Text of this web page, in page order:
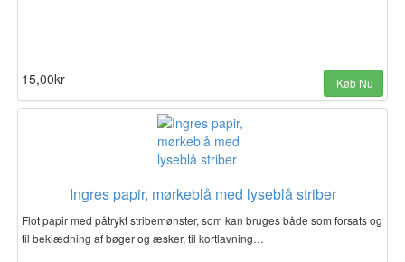
15,00kr Køb Nu
Ingres papir, mørkeblå med lyseblå striber
Flot papir med påtrykt stribemønster, som kan bruges både som forsats og
til beklædning af bøger og æsker, til kortlavning…